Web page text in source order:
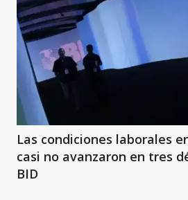
Las condiciones laborales
casi no avanzaron en tres
BID